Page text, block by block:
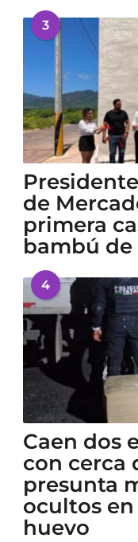
3
de
primera
bambú de
4
Caen dos
con cerca
presunta
ocultos en
huevo